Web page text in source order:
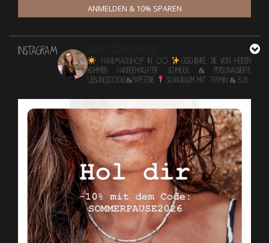
ANMELDEN & 10% SPAREN
INSTAGRAM
HANDMADESHOP in OÖ
Geschenke, die von Herzen
kommen Handgemachter Schmuck & personalisierte
Lieblingsstücke&Papeterie
Schauraum mit TERMIN & B2B